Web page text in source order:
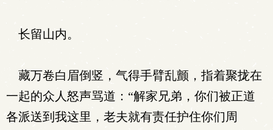
长留山内。
藏万卷白眉倒竖，气得手臂乱颤，指着聚拢在
一起的众人怒声骂道：“解家兄弟，你们被正道
各派送到我这里，老夫就有责任护住你们周